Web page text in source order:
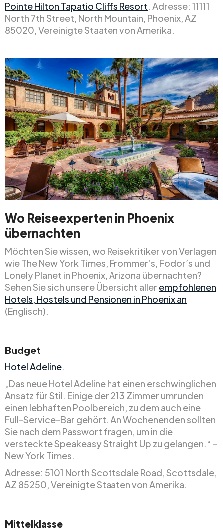
Pointe Hilton Tapatio Cliffs Resort. Adresse: 11111
North 7th Street, North Mountain, Phoenix, AZ
85020, Vereinigte Staaten von Amerika.
Wo Reiseexperten in Phoenix
übernachten
Möchten Sie wissen, wo Reisekritiker von Verlagen
wie The New York Times, Frommer’s, Fodor’s und
Lonely Planet in Phoenix, Arizona übernachten?
Sehen Sie sich unsere Übersicht aller empfohlenen
Hotels, Hostels und Pensionen in Phoenix an
(Englisch).
Budget
Hotel Adeline.
„Das neue Hotel Adeline hat einen erschwinglichen
Ansatz für Stil. Einige der 213 Zimmer umrunden
einen lebhaften Poolbereich, zu dem auch eine
Full-Service-Bar gehört. An Wochenenden sollten
Sie nach dem Passwort fragen, um in die
versteckte Speakeasy Straight Up zu gelangen.“ –
New York Times.
Adresse: 5101 North Scottsdale Road, Scottsdale,
AZ 85250, Vereinigte Staaten von Amerika.
Mittelklasse